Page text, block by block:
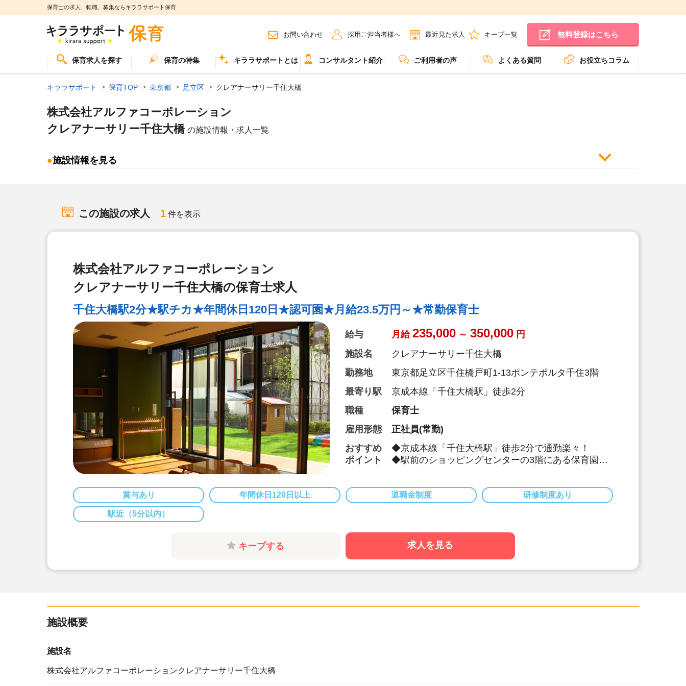
保育士の求人、転職、募集ならキララサポート保育
お問い合わせ 採用ご担当者様へ 最近見た求人 キープ一覧 無料登録はこちら
保育求人を探す 保育の特集 キララサポートとは コンサルタント紹介 ご利用者の声 よくある質問 お役立ちコラム
キララサポート 保育TOP 東京都 足立区 クレアナーサリー千住大橋
株式会社アルファコーポレーション
クレアナーサリー千住大橋 の施設情報・求人一覧
●施設情報を見る
この施設の求人 1 件を表示
株式会社アルファコーポレーション
クレアナーサリー千住大橋の保育士求人
千住大橋駅2分★駅チカ★年間休日120日★認可園★月給23.5万円～★常勤保育士
給与 月給 235,000 ～ 350,000 円
施設名
クレアナーサリー千住大橋
勤務地
東京都足立区千住橋戸町1-13ポンテポルタ千住3階
最寄り駅
京成本線「千住大橋駅」徒歩2分
職種
保育士
雇用形態
正社員(常勤)
おすすめ
ポイント
◆京成本線「千住大橋駅」徒歩2分で通勤楽々！
◆駅前のショッピングセンターの3階にある保育園！
◆お子さま、保護者様、働く職員、みんなの笑顔を大
切にしています♪
もご安心ください！
◆借上げ社宅制度あり。安心・安全の一人暮らしをサ
賞与あり 年間休日120日以上 退職金制度 研修制度あり
駅近（5分以内）
キープする 求人を見る
施設概要
施設名
株式会社アルファコーポレーションクレアナーサリー千住大橋